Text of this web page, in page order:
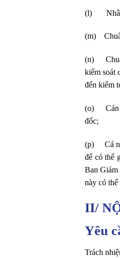
(l) Nhân
(m)
(n)
kiểm soát
đến kiểm
(o) Cán
đốc;
(p) Cá
để có thể
Ban Giám
này có
II/
Yêu
Trách